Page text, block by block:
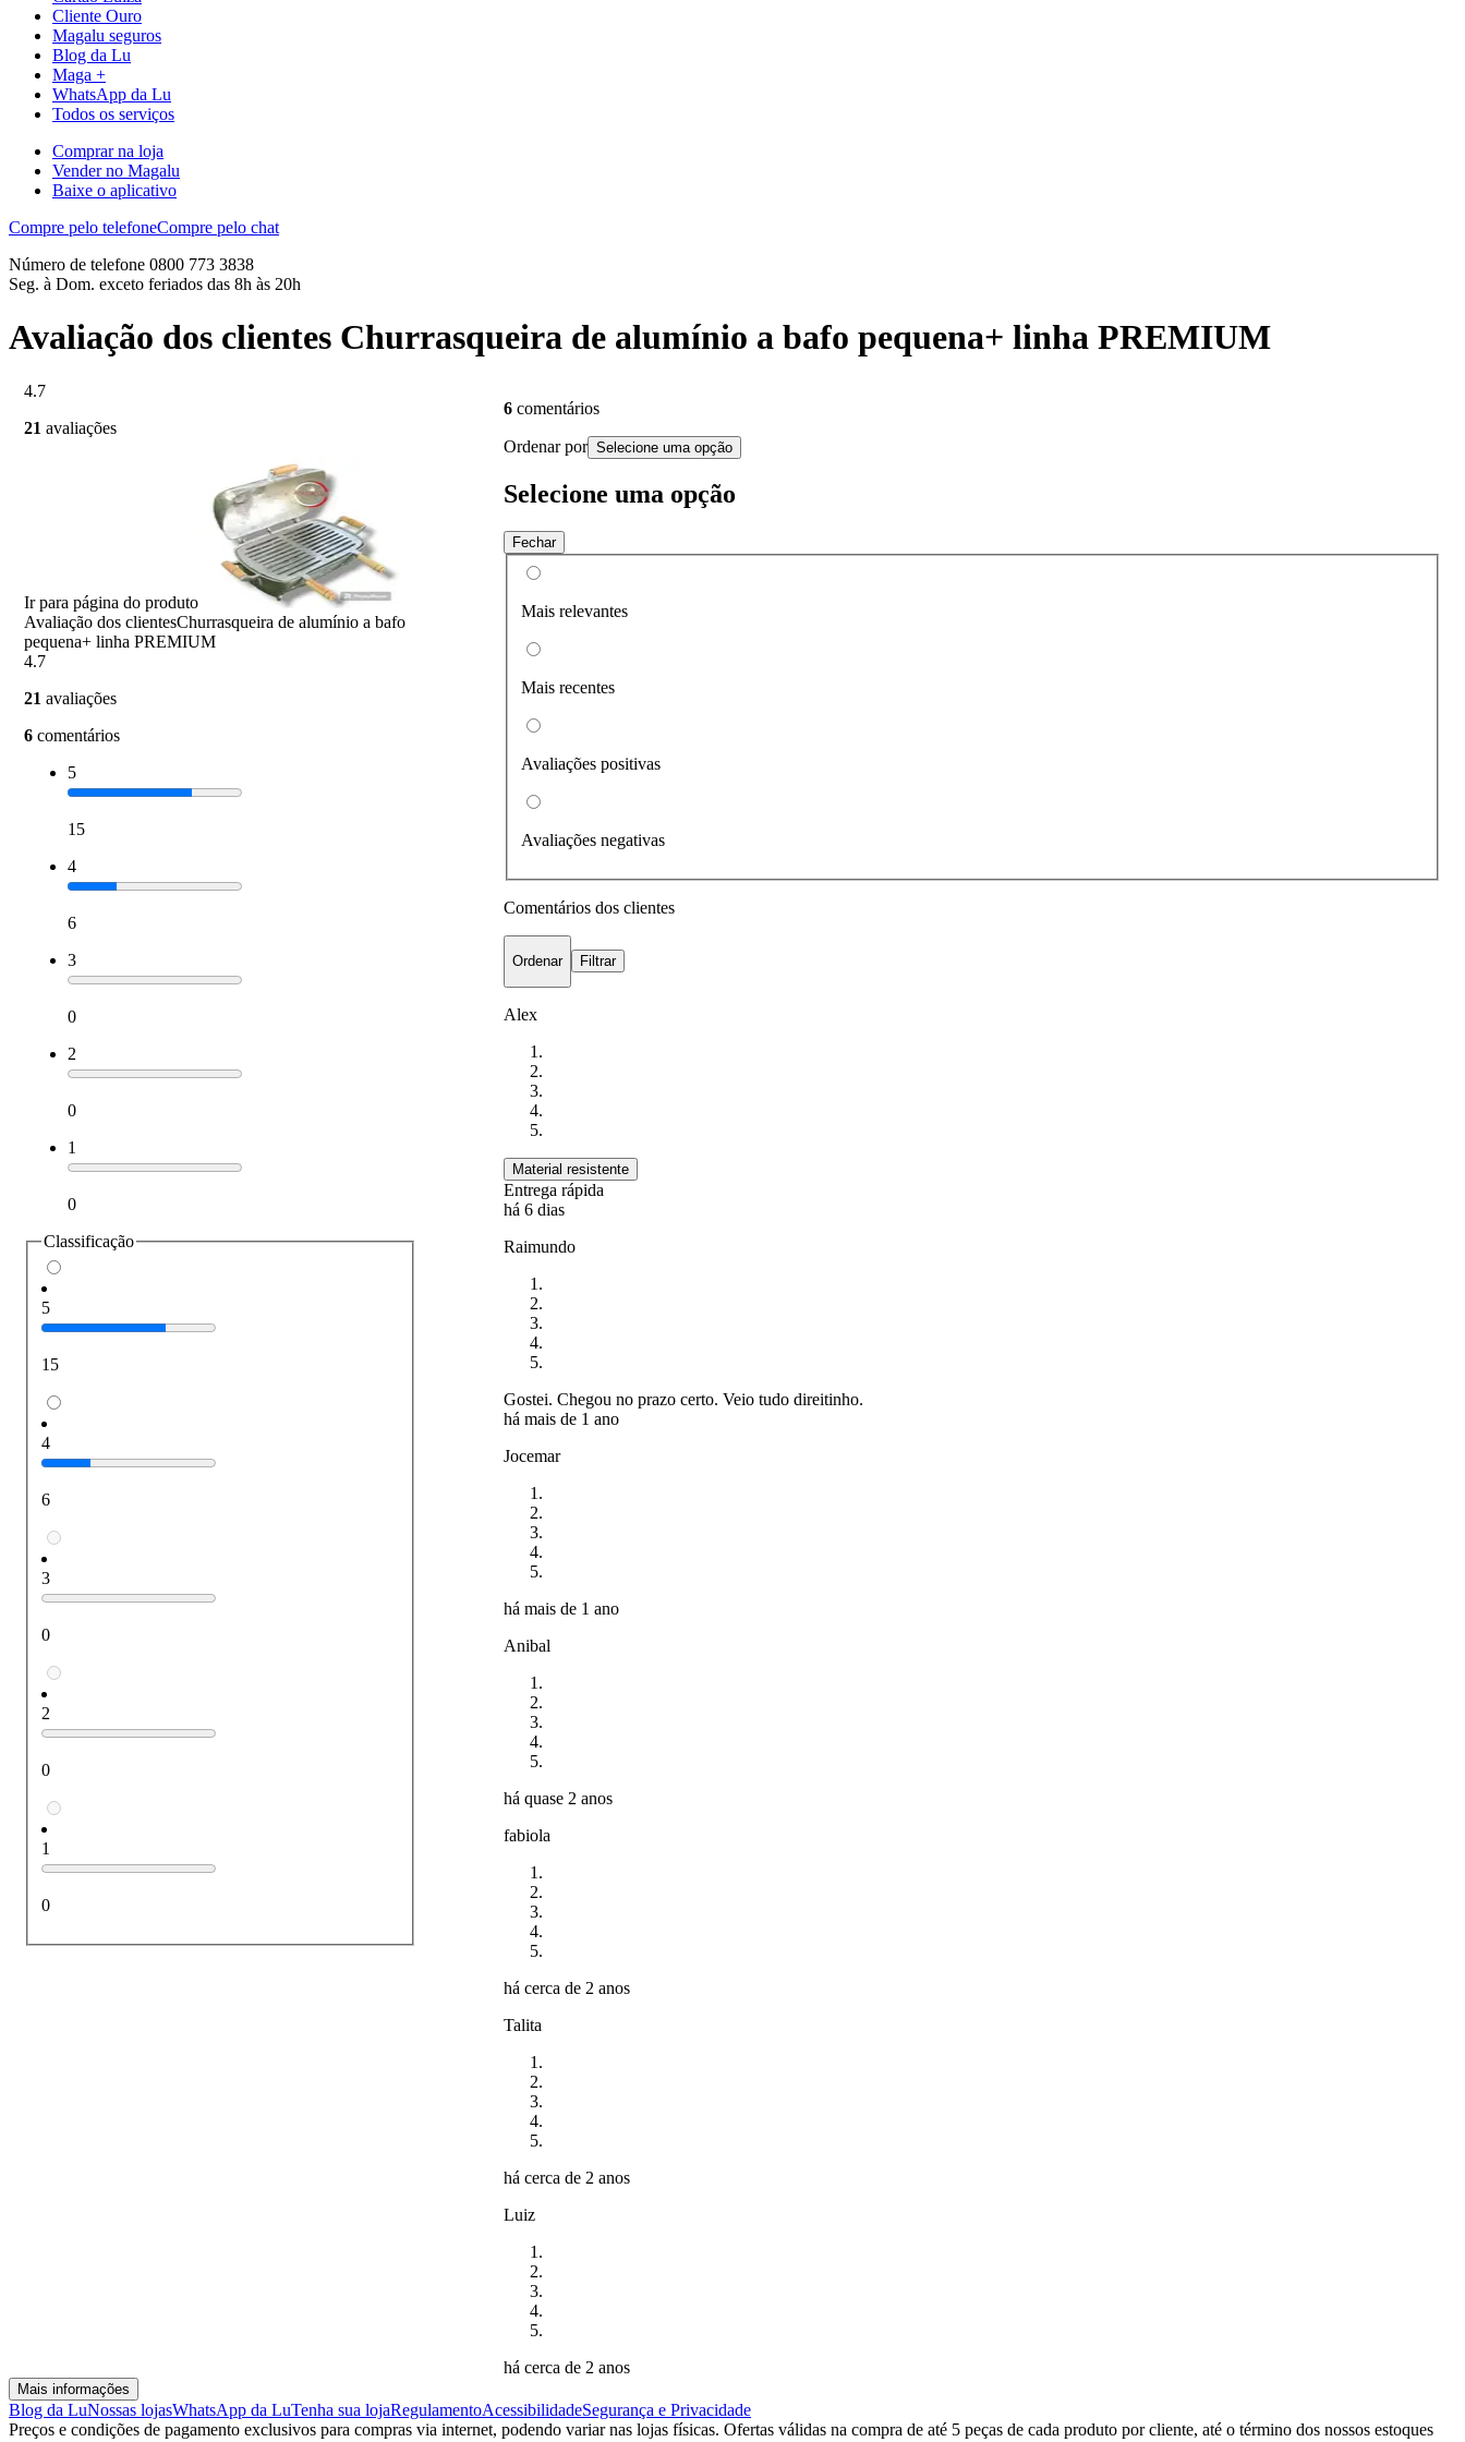
Cliente Ouro
Magalu seguros
Blog da Lu
Maga +
WhatsApp da Lu
Todos os serviços
Comprar na loja
Vender no Magalu
Baixe o aplicativo
Compre pelo telefoneCompre pelo chat
Número de telefone 0800 773 3838
Seg. à Dom. exceto feriados das 8h às 20h
Avaliação dos clientes Churrasqueira de alumínio a bafo pequena+ linha PREMIUM
4.7
21 avaliações
Ir para página do produto
Avaliação dos clientesChurrasqueira de alumínio a bafo
pequena+ linha PREMIUM
4.7
21 avaliações
6 comentários
5
15
4
6
3
0
2
0
1
0
Classificação
5
15
4
6
3
0
2
0
1
0
6 comentários
Ordenar por Selecione uma opção
Selecione uma opção
Fechar
Mais relevantes
Mais recentes
Avaliações positivas
Avaliações negativas
Comentários dos clientes
Ordenar Filtrar
Alex
Material resistente
Entrega rápida
há 6 dias
Raimundo
Gostei. Chegou no prazo certo. Veio tudo direitinho.
há mais de 1 ano
Jocemar
há mais de 1 ano
Anibal
há quase 2 anos
fabiola
há cerca de 2 anos
Talita
há cerca de 2 anos
Luiz
há cerca de 2 anos
Mais informações
Blog da LuNossas lojasWhatsApp da LuTenha sua lojaRegulamentoAcessibilidadeSegurança e Privacidade
Preços e condições de pagamento exclusivos para compras via internet, podendo variar nas lojas físicas. Ofertas válidas na compra de até 5 peças de cada produto por cliente, até o término dos nossos estoques